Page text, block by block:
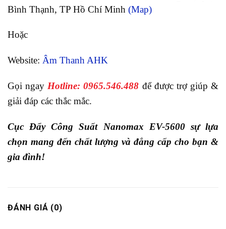
Bình Thạnh, TP Hồ Chí Minh (Map)
Hoặc
Website: Âm Thanh AHK
Gọi ngay Hotline: 0965.546.488 để được trợ giúp &
giải đáp các thắc mắc.
Cục Đẩy Công Suất Nanomax EV-5600 sự lựa
chọn mang đến chất lượng và đẳng cấp cho bạn &
gia đình!
ĐÁNH GIÁ (0)